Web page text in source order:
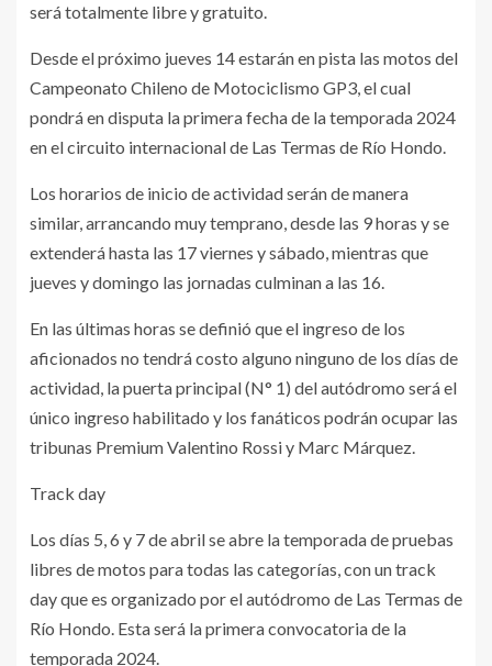
será totalmente libre y gratuito.
Desde el próximo jueves 14 estarán en pista las motos del
Campeonato Chileno de Motociclismo GP3, el cual
pondrá en disputa la primera fecha de la temporada 2024
en el circuito internacional de Las Termas de Río Hondo.
Los horarios de inicio de actividad serán de manera
similar, arrancando muy temprano, desde las 9 horas y se
extenderá hasta las 17 viernes y sábado, mientras que
jueves y domingo las jornadas culminan a las 16.
En las últimas horas se definió que el ingreso de los
aficionados no tendrá costo alguno ninguno de los días de
actividad, la puerta principal (N° 1) del autódromo será el
único ingreso habilitado y los fanáticos podrán ocupar las
tribunas Premium Valentino Rossi y Marc Márquez.
Track day
Los días 5, 6 y 7 de abril se abre la temporada de pruebas
libres de motos para todas las categorías, con un track
day que es organizado por el autódromo de Las Termas de
Río Hondo. Esta será la primera convocatoria de la
temporada 2024.